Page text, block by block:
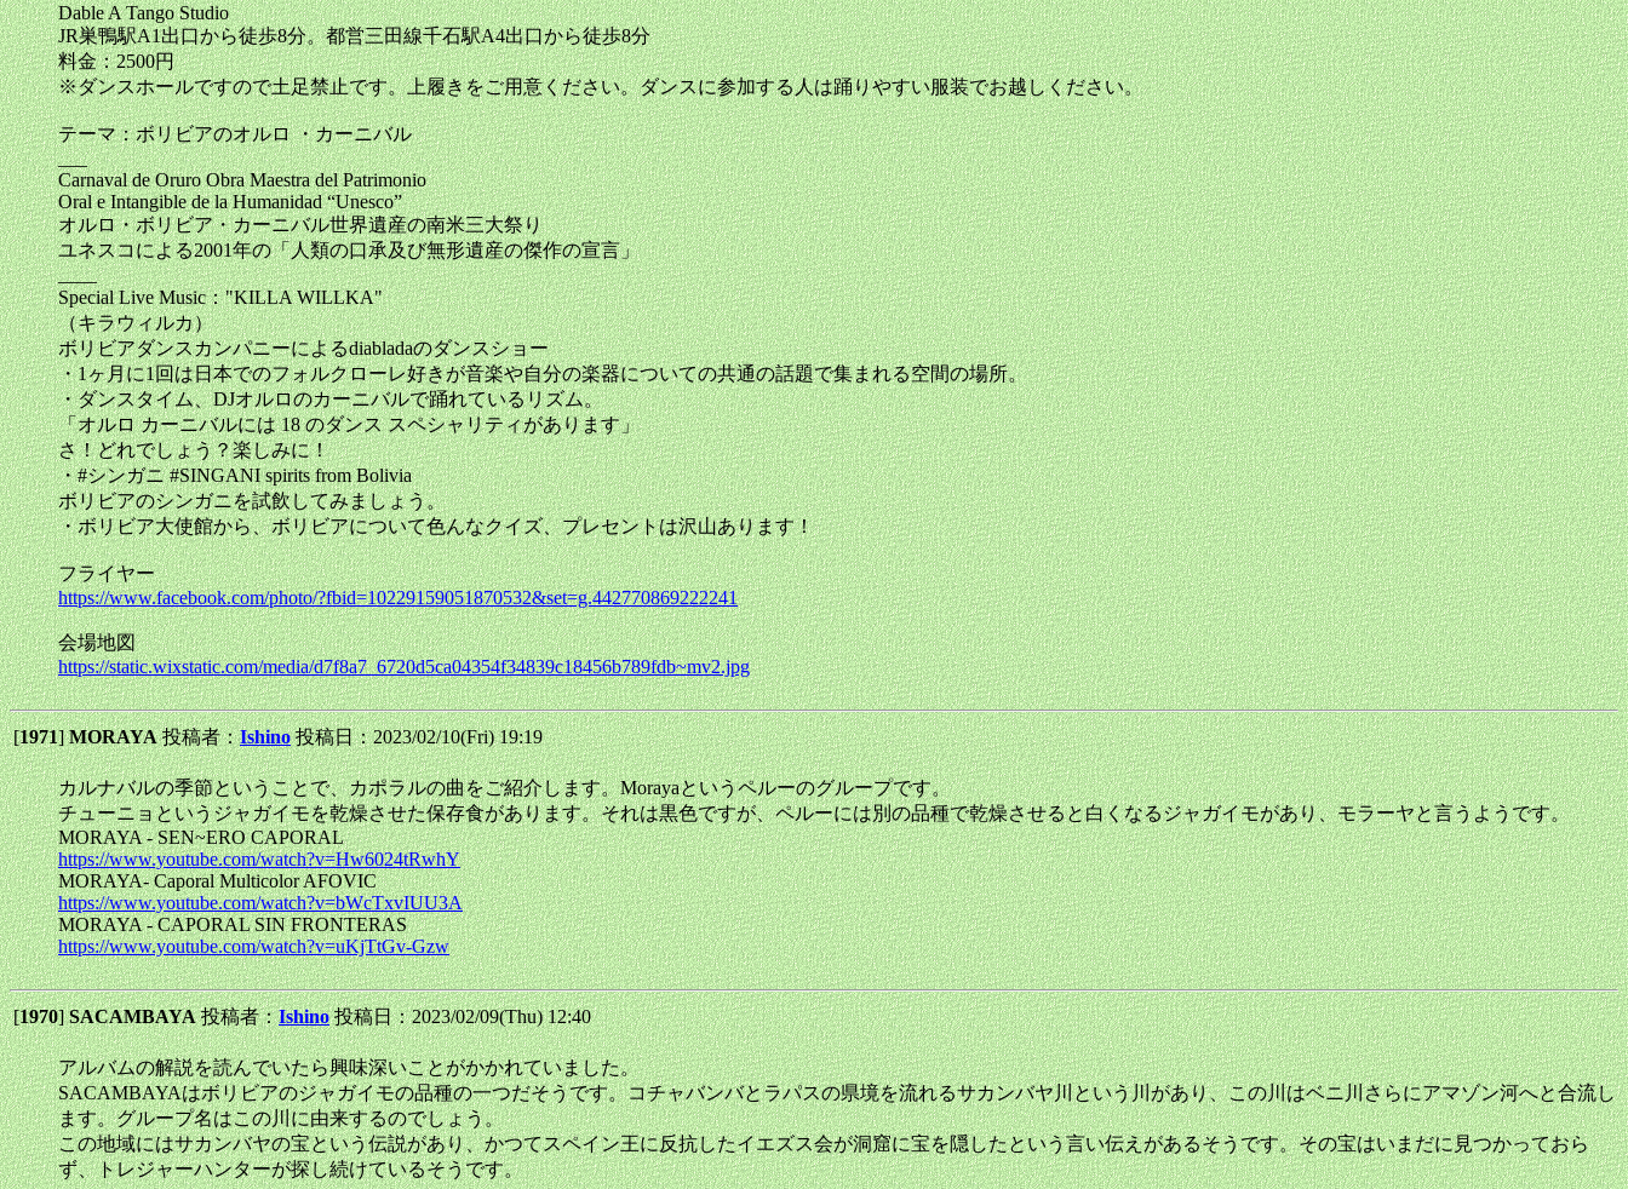
Dable A Tango Studio
JR巣鴨駅A1出口から徒歩8分。都営三田線千石駅A4出口から徒歩8分
料金：2500円
※ダンスホールですので土足禁止です。上履きをご用意ください。ダンスに参加する人は踊りやすい服装でお越しください。
テーマ：ボリビアのオルロ ・カーニバル
___
Carnaval de Oruro Obra Maestra del Patrimonio
Oral e Intangible de la Humanidad “Unesco”
オルロ・ボリビア・カーニバル世界遺産の南米三大祭り
ユネスコによる2001年の「人類の口承及び無形遺産の傑作の宣言」
____
Special Live Music："KILLA WILLKA"
（キラウィルカ）
ボリビアダンスカンパニーによるdiabladaのダンスショー
・1ヶ月に1回は日本でのフォルクローレ好きが音楽や自分の楽器についての共通の話題で集まれる空間の場所。
・ダンスタイム、DJオルロのカーニバルで踊れているリズム。
「オルロ カーニバルには 18 のダンス スペシャリティがあります」
さ！どれでしょう？楽しみに！
・#シンガニ #SINGANI spirits from Bolivia
ボリビアのシンガニを試飲してみましょう。
・ボリビア大使館から、ボリビアについて色んなクイズ、プレセントは沢山あります！
フライヤー
https://www.facebook.com/photo/?fbid=10229159051870532&set=g.442770869222241
会場地図
https://static.wixstatic.com/media/d7f8a7_6720d5ca04354f34839c18456b789fdb~mv2.jpg
[1971]MORAYA投稿者：Ishino 投稿日：2023/02/10(Fri) 19:19
カルナバルの季節ということで、カポラルの曲をご紹介します。Morayaというペルーのグループです。
チューニョというジャガイモを乾燥させた保存食があります。それは黒色ですが、ペルーには別の品種で乾燥させると白くなるジャガイモがあり、モラーヤと言うようです。
MORAYA - SEN~ERO CAPORAL
https://www.youtube.com/watch?v=Hw6024tRwhY
MORAYA- Caporal Multicolor AFOVIC
https://www.youtube.com/watch?v=bWcTxvIUU3A
MORAYA - CAPORAL SIN FRONTERAS
https://www.youtube.com/watch?v=uKjTtGv-Gzw
[1970]SACAMBAYA投稿者：Ishino 投稿日：2023/02/09(Thu) 12:40
アルバムの解説を読んでいたら興味深いことがかかれていました。
SACAMBAYAはボリビアのジャガイモの品種の一つだそうです。コチャバンバとラパスの県境を流れるサカンバヤ川という川があり、この川はベニ川さらにアマゾン河へと合流し
ます。グループ名はこの川に由来するのでしょう。
この地域にはサカンバヤの宝という伝説があり、かつてスペイン王に反抗したイエズス会が洞窟に宝を隠したという言い伝えがあるそうです。その宝はいまだに見つかっておら
ず、トレジャーハンターが探し続けているそうです。